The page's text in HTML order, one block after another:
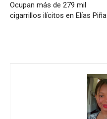
Ocupan más de 279 mil
cigarrillos ilícitos en Elías Piña